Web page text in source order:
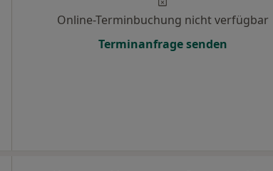
Online-Terminbuchung nicht verfügbar
Terminanfrage senden